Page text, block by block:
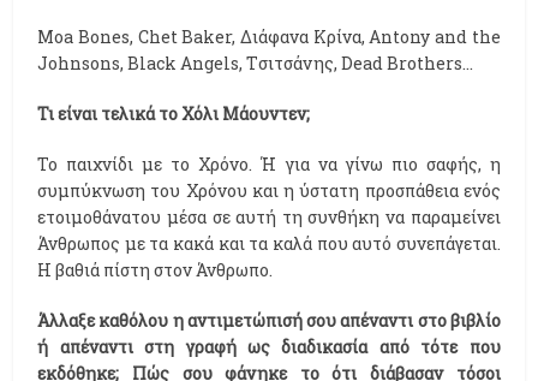
Μοa Bones, Chet Baker, Διάφανα Κρίνα, Αntony and the
Johnsons, Black Angels, Tσιτσάνης, Dead Brothers…
Τι είναι τελικά το Χόλι Μάουντεν;
Το παιχνίδι με το Χρόνο. Ή για να γίνω πιο σαφής, η
συμπύκνωση του Χρόνου και η ύστατη προσπάθεια ενός
ετοιμοθάνατου μέσα σε αυτή τη συνθήκη να παραμείνει
Άνθρωπος με τα κακά και τα καλά που αυτό συνεπάγεται.
Η βαθιά πίστη στον Άνθρωπο.
Άλλαξε καθόλου η αντιμετώπισή σου απέναντι στο βιβλίο
ή απέναντι στη γραφή ως διαδικασία από τότε που
εκδόθηκε; Πώς σου φάνηκε το ότι διάβασαν τόσοι